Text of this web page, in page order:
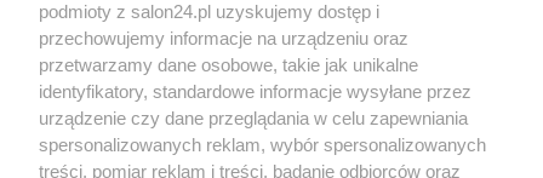
Społeczeństwo
Kultura
podmioty z salon24.pl uzyskujemy dostęp i
przechowujemy informacje na urządzeniu oraz
przetwarzamy dane osobowe, takie jak unikalne
identyfikatory, standardowe informacje wysyłane przez
urządzenie czy dane przeglądania w celu zapewniania
spersonalizowanych reklam, wybór spersonalizowanych
treści, pomiar reklam i treści, badanie odbiorców oraz